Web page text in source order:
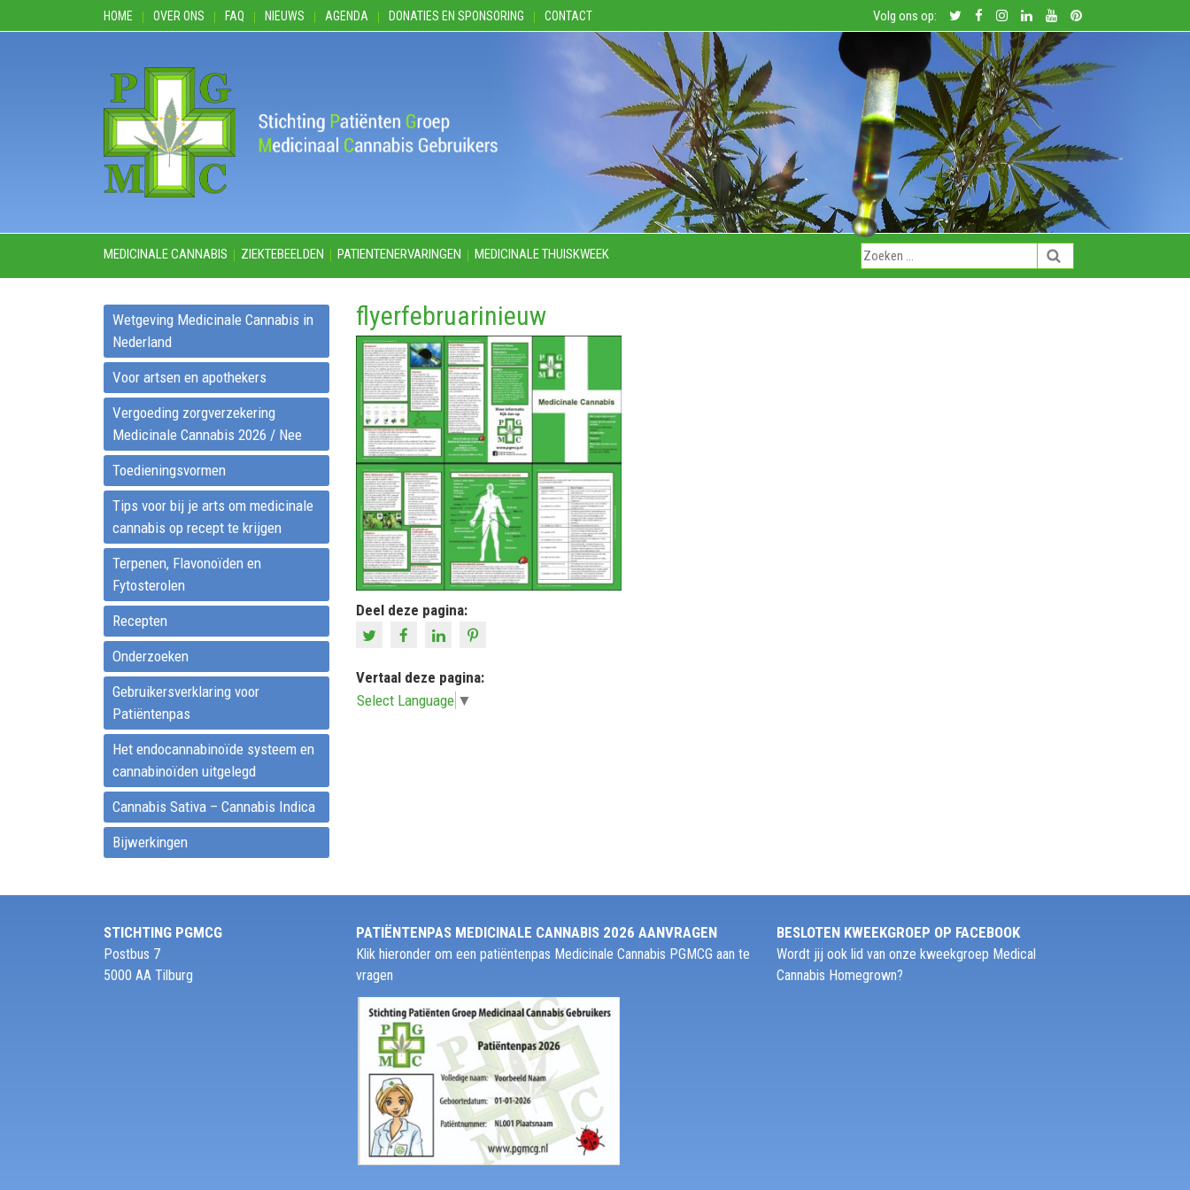
HOME OVER ONS FAQ NIEUWS AGENDA DONATIES EN SPONSORING CONTACT Volg ons op:
MEDICINALE CANNABIS ZIEKTEBEELDEN PATIENTENERVARINGEN MEDICINALE THUISKWEEK
flyerfebruarinieuw
Deel deze pagina:
Vertaal deze pagina:
Select Language ▼
Wetgeving Medicinale Cannabis in
Nederland
Voor artsen en apothekers
Vergoeding zorgverzekering
Medicinale Cannabis 2026 / Nee
Toedieningsvormen
Tips voor bij je arts om medicinale
cannabis op recept te krijgen
Terpenen, Flavonoïden en
Fytosterolen
Recepten
Onderzoeken
Gebruikersverklaring voor
Patiëntenpas
Het endocannabinoïde systeem en
cannabinoïden uitgelegd
Cannabis Sativa – Cannabis Indica
Bijwerkingen
STICHTING PGMCG
Postbus 7
5000 AA Tilburg
PATIËNTENPAS MEDICINALE CANNABIS 2026 AANVRAGEN
Klik hieronder om een patiëntenpas Medicinale Cannabis PGMCG aan te
vragen
BESLOTEN KWEEKGROEP OP FACEBOOK
Wordt jij ook lid van onze kweekgroep Medical
Cannabis Homegrown?